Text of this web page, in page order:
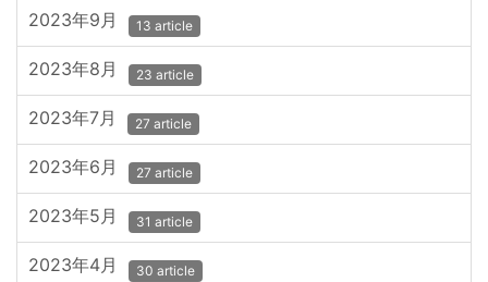
2023年9月 13 article
2023年8月 23 article
2023年7月 27 article
2023年6月 27 article
2023年5月 31 article
2023年4月 30 article